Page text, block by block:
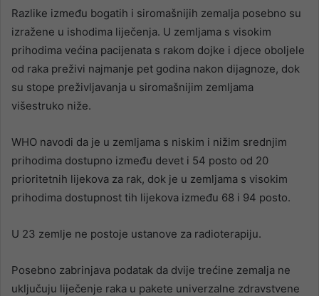
Razlike između bogatih i siromašnijih zemalja posebno su
izražene u ishodima liječenja. U zemljama s visokim
prihodima većina pacijenata s rakom dojke i djece oboljele
od raka preživi najmanje pet godina nakon dijagnoze, dok
su stope preživljavanja u siromašnijim zemljama
višestruko niže.
WHO navodi da je u zemljama s niskim i nižim srednjim
prihodima dostupno između devet i 54 posto od 20
prioritetnih lijekova za rak, dok je u zemljama s visokim
prihodima dostupnost tih lijekova između 68 i 94 posto.
U 23 zemlje ne postoje ustanove za radioterapiju.
Posebno zabrinjava podatak da dvije trećine zemalja ne
uključuju liječenje raka u pakete univerzalne zdravstvene